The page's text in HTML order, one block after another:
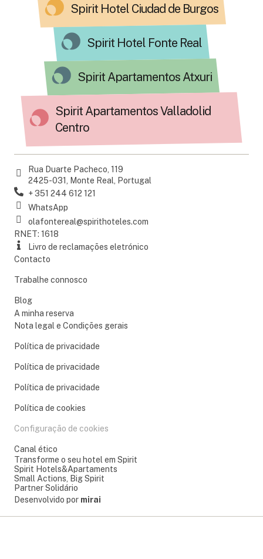
Spirit Hotel Ciudad de Burgos
Spirit Hotel Fonte Real
Spirit Apartamentos Atxuri
Spirit Apartamentos Valladolid
Centro
Rua Duarte Pacheco, 119
2425-031, Monte Real, Portugal
+ 351 244 612 121
WhatsApp
olafontereal@spirithoteles.com
RNET: 1618
Livro de reclamações eletrónico
Contacto
Trabalhe connosco
Blog
A minha reserva
Nota legal e Condições gerais
Política de privacidade
Política de privacidade
Política de privacidade
Política de cookies
Configuração de cookies
Canal ético
Transforme o seu hotel em Spirit
Spirit Hotels&Apartaments
Small Actions, Big Spirit
Partner Solidário
Desenvolvido por mirai